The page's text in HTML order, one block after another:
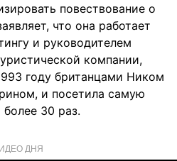
повествование о
что она работает
и руководителем
компании,
году британцами Ником
и посетила самую
30 раз.
ДНЯ